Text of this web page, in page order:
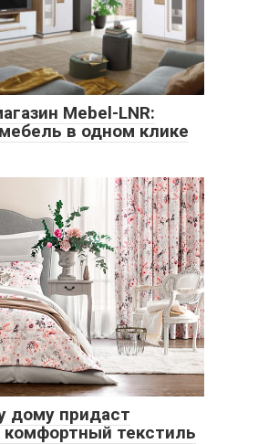
Mebel-LNR:
в одном клике
дому придаст
текстиль